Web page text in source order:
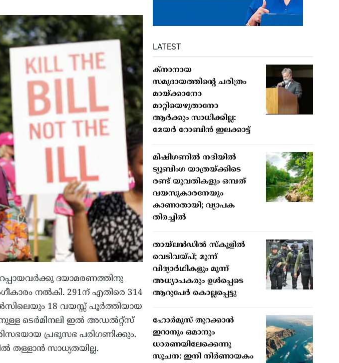
ദയാമരണത്തിനു
നൽകി. 291ന് എതിരെ 314
18 വയസ്സ് പൂർത്തിയായ
ടെർമിനലി ഇൽ അഡൽറ്റ്സ്
പ്രഭുസഭ പരിഗണിക്കും.
തള്ളാൻ സാധ്യതയില്ല.
LATEST
ക്നാനായ
സമുദായത്തിന്റെ ചരിത്രം
മായ്ക്കാനോ
മാറ്റിയെഴുതാനോ
ആർക്കും സാധിക്കില്ല:
മേയർ റോബിൻ ഇലക്കാട്ട്
മിഷിഗണില്‍ നദിയില്‍
ട്യൂബിംഗ യാത്രയ്ക്കിടെ
രണ്ട് യുവതികളും ഒമ്പത്
വയസുകാരനേയും
കാണാതായി; വ്യാപക
തിരച്ചില്‍
തായ്ലന്‍ഡില്‍ സ്‌കൂളില്‍
വെടിവയ്പ്; മൂന്ന്
വിദ്യാര്‍ഥികളും മൂന്ന്
അധ്യാപകരും ഉള്‍പ്പെടെ
ആറുപേര്‍ കൊല്ലപ്പെട്ടു
ഹോര്‍മുസ് തുറക്കാന്‍
ഇറാനും ഒമാനും
ധാരണയിലേക്കെന്നു
സൂചന: ഇനി നിര്‍ണായകം